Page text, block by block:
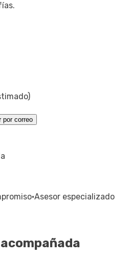
por correo
·Asesor especializado
acompañada